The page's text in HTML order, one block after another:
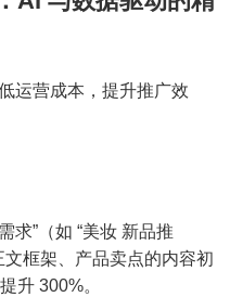
运营成本，提升推广效
求”（如 “美妆 新品推
文框架、产品卖点的内容初
升 300%。